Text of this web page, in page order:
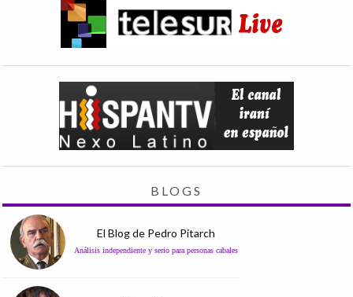
BLOGS
El Blog de Pedro Pitarch
Análisis independiente y serio para personas cabales